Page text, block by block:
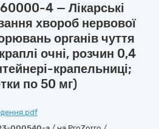
4 — Лікарські
хвороб нервової
органів чуття
очні, розчин 0,4
крапельниці;
по 50 мг)